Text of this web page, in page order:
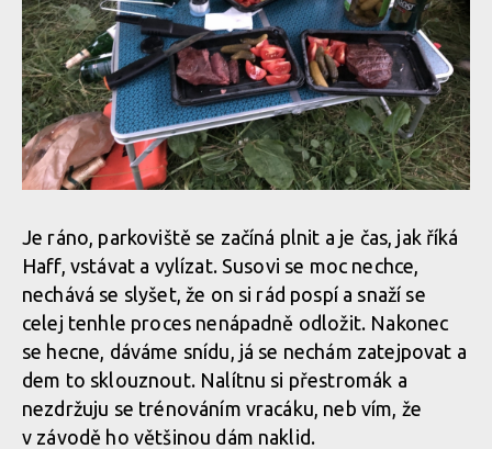
Je ráno, parkoviště se začíná plnit a je čas, jak říká
Haff, vstávat a vylízat. Susovi se moc nechce,
nechává se slyšet, že on si rád pospí a snaží se
celej tenhle proces nenápadně odložit. Nakonec
se hecne, dáváme snídu, já se nechám zatejpovat a
dem to sklouznout. Nalítnu si přestromák a
nezdržuju se trénováním vracáku, neb vím, že
v závodě ho většinou dám naklid.